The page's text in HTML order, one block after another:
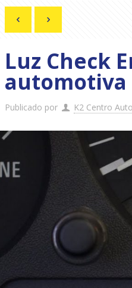
Luz Check
automotiva
Publicado por K2 Centro